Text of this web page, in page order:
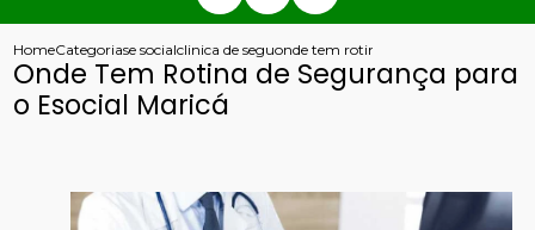
HomeCategoriase socialclinica de seguranca e medicina do trabalho
onde tem rotina de seguranca para o
Onde Tem Rotina de Segurança para
o Esocial Maricá